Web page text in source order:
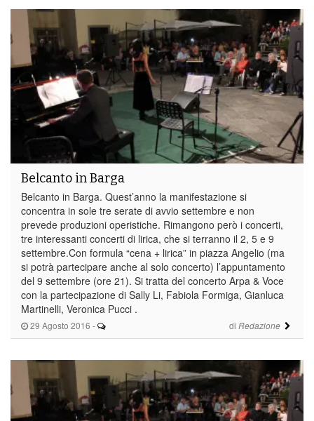
29 Agosto 2016 - di Redazione
Belcanto in Barga
Belcanto in Barga. Quest’anno la manifestazione si
concentra in sole tre serate di avvio settembre e non
prevede produzioni operistiche. Rimangono però i concerti,
tre interessanti concerti di lirica, che si terranno il 2, 5 e 9
settembre.Con formula “cena + lirica” in piazza Angelio (ma
si potrà partecipare anche al solo concerto) l’appuntamento
del 9 settembre (ore 21). Si tratta del concerto Arpa & Voce
con la partecipazione di Sally Li, Fabiola Formiga, Gianluca
Martinelli, Veronica Pucci .